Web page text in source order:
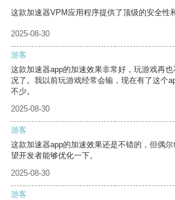
这款加速器VPM应用程序提供了顶级的安全性
2025-08-30
游客
这款加速器app的加速效果非常好，玩游戏再
况了。我以前玩游戏经常会输，现在有了这个
不少。
2025-08-30
游客
这款加速器app的加速效果还是不错的，但偶
望开发者能够优化一下。
2025-08-30
游客